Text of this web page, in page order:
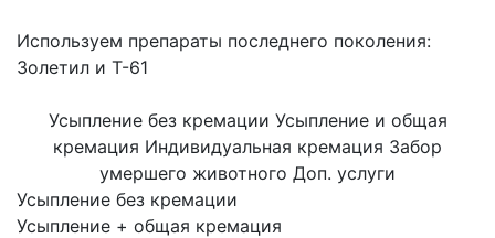
Используем препараты последнего поколения:
Золетил и Т-61
Усыпление без кремации Усыпление и общая
кремация Индивидуальная кремация Забор
умершего животного Доп. услуги
Усыпление без кремации
Усыпление + общая кремация